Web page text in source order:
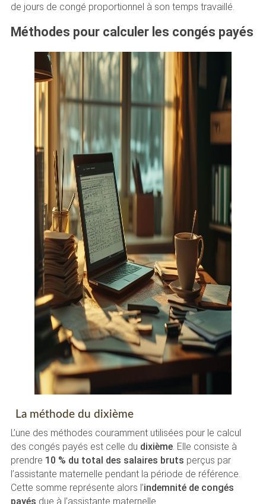
de jours de congé proportionnel à son temps travaillé.
Méthodes pour calculer les congés payés
La méthode du dixième
L’une des méthodes couramment utilisées pour le calcul
des congés payés est celle du dixième. Elle consiste à
prendre 10 % du total des salaires bruts perçus par
l’assistante maternelle pendant la période de référence.
Cette somme représente alors l’indemnité de congés
payés due à l’assistante maternelle.